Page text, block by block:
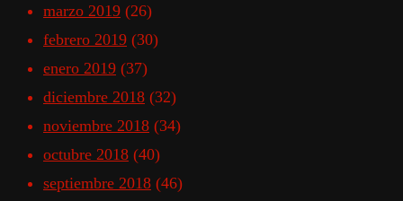
marzo 2019 (26)
febrero 2019 (30)
enero 2019 (37)
diciembre 2018 (32)
noviembre 2018 (34)
octubre 2018 (40)
septiembre 2018 (46)